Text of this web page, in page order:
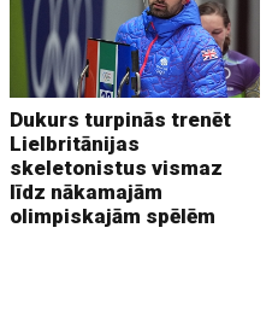
Dukurs turpinās trenēt
Lielbritānijas
skeletonistus vismaz
līdz nākamajām
olimpiskajām spēlēm